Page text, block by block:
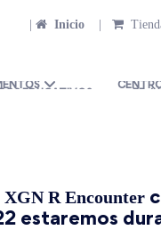
Inicio
XGN R Encounter
estaremos